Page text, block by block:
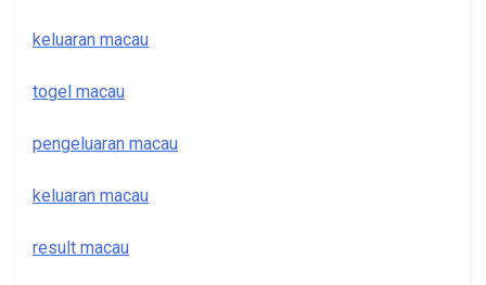
keluaran macau
togel macau
pengeluaran macau
keluaran macau
result macau